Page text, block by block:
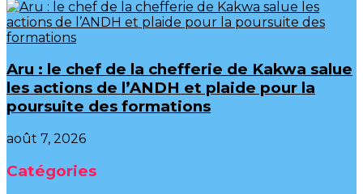
Aru : le chef de la chefferie de Kakwa salue
les actions de l’ANDH et plaide pour la
poursuite des formations
août 7, 2026
Catégories